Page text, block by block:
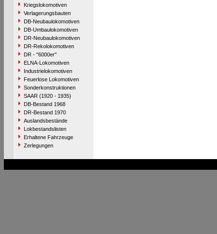
Kriegslokomotiven
Verlagerungsbauten
DB-Neubaulokomotiven
DB-Umbaulokomotiven
DR-Neubaulokomotiven
DR-Rekolokomotiven
DR - "6000er"
ELNA-Lokomotiven
Industrielokomotiven
Feuerlose Lokomotiven
Sonderkonstruktionen
SAAR (1920 - 1935)
DB-Bestand 1968
DR-Bestand 1970
Auslandsbestände
Lokbestandslisten
Erhaltene Fahrzeuge
Zerlegungen